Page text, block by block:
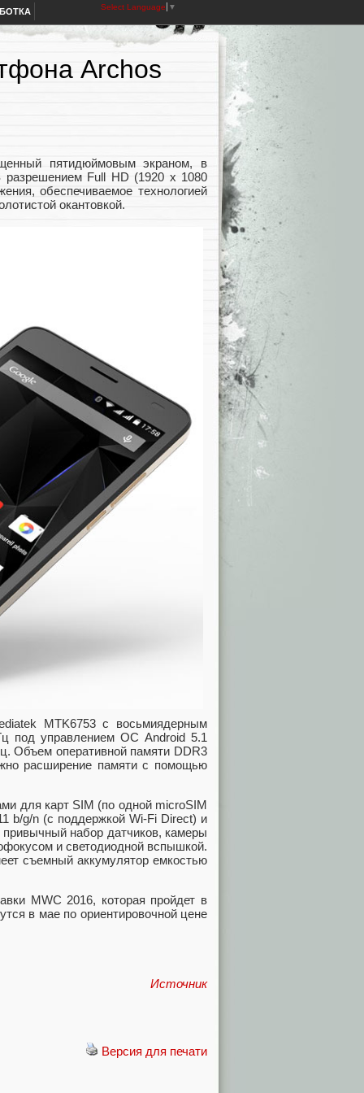
Select Language ▼
Archos
пятидюймовым экраном, в
разрешением Full HD (1920 x 1080
обеспечиваемое технологией
окантовкой.
MTK6753 с восьмиядерным
под управлением ОС Android 5.1
Объем оперативной памяти DDR3
расширение памяти с помощью
для карт SIM (по одной microSIM
b/g/n (с поддержкой Wi-Fi Direct) и
набор датчиков, камеры
и светодиодной вспышкой.
съемный аккумулятор емкостью
MWC 2016, которая пройдет в
в мае по ориентировочной цене
Источник
Версия для печати